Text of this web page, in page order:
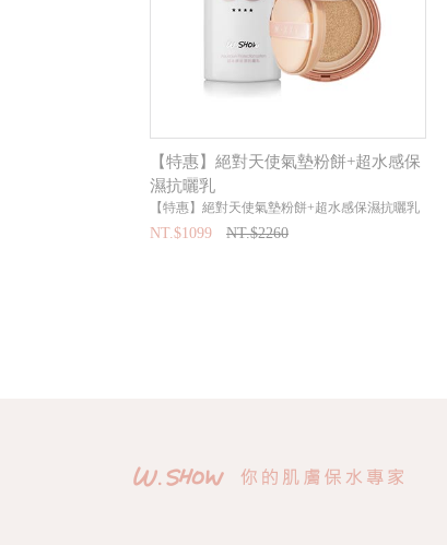
【特惠】絕對天使氣墊粉餅+超水感保
濕抗曬乳
【特惠】絕對天使氣墊粉餅+超水感保濕抗曬乳
NT.$1099 NT.$2260